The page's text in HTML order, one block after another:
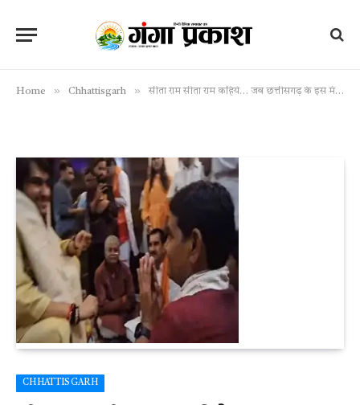
Home » Chhattisgarh » सीता राम सीता राम कहिये… जब छत्तीसगढ़ के इस मंत्री ने पंडित धीरेंद्र शास्त्री को सुनाया भजन, देखें Video…
CHHATTISGARH